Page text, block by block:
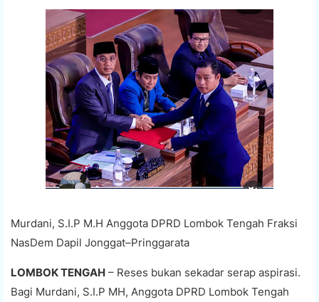
Murdani, S.I.P M.H Anggota DPRD Lombok Tengah Fraksi
NasDem Dapil Jonggat–Pringgarata
LOMBOK TENGAH – Reses bukan sekadar serap aspirasi.
Bagi Murdani, S.I.P MH, Anggota DPRD Lombok Tengah